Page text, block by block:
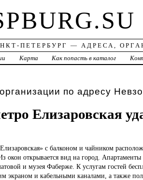
ПЕТЕРБУРГ — АДРЕСА,
Карта Как попасть в каталог
по адресу
Елизаровская
с балконом и чайником
окон открывается вид на город.
и музея Фаберже. К услугам гостей
экраном и кабельными каналами, а также